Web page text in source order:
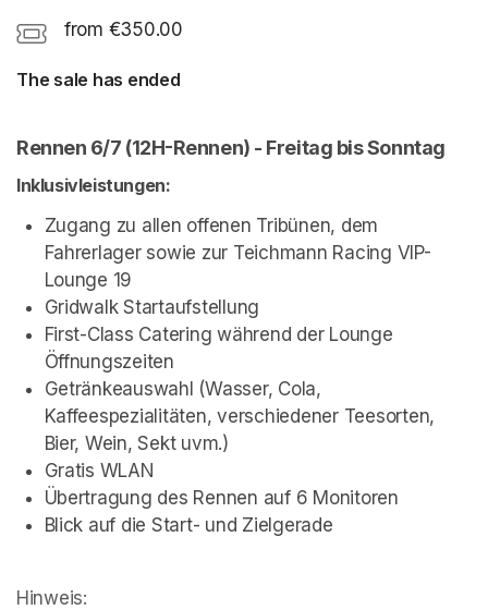
from €350.00
The sale has ended
Rennen 6/7 (12H-Rennen) - Freitag bis Sonntag
Inklusivleistungen:
Zugang zu allen offenen Tribünen, dem
Fahrerlager sowie zur Teichmann Racing VIP-
Lounge 19
Gridwalk Startaufstellung
First-Class Catering während der Lounge
Öffnungszeiten
Getränkeauswahl (Wasser, Cola,
Kaffeespezialitäten, verschiedener Teesorten,
Bier, Wein, Sekt uvm.)
Gratis WLAN
Übertragung des Rennen auf 6 Monitoren
Blick auf die Start- und Zielgerade
Hinweis: